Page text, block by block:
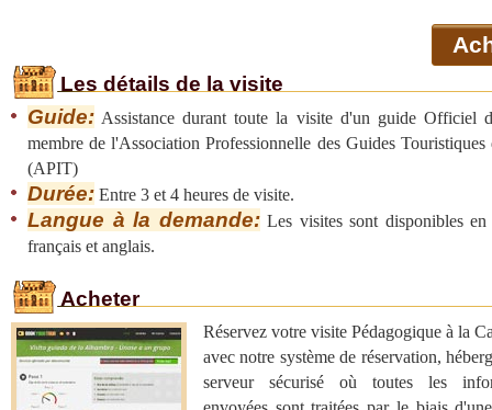
Les détails de la visite
Guide: Assistance durant toute la visite d'un guide Officiel
membre de l'Association Professionnelle des Guides Touristiques
(APIT)
Durée: Entre 3 et 4 heures de visite.
Langue à la demande:Les visites sont disponibles en
français et anglais.
Acheter
Réservez votre visite Pédagogique à la
avec notre système de réservation,
serveur sécurisé où toutes les